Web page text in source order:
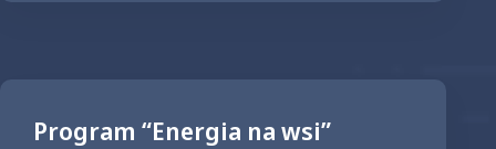
Program “Energia na wsi”